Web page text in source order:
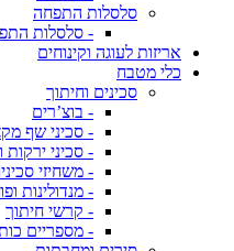
סלסלות התפחה
- סלסלות
אריזות לעוגה וקינוחים
כלי מטבח
סכינים וחיתוך
- בוצ’רים
- סכיני שף
- סכיני ירקות
- משחיזי
- מנדולינות
- קרשי חיתוך
- מספריים